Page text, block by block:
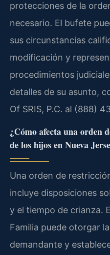
protecciones de la
necesario. El bufete
sus circunstancias
modificación y
procedimientos
detalles de su asunto,
Of SRIS, P.C. al (888)
¿Cómo afecta una orden
de los hijos en Nueva
Una orden de
incluye disposiciones
y el tiempo de crianza.
Familia puede otorgar
demandante y